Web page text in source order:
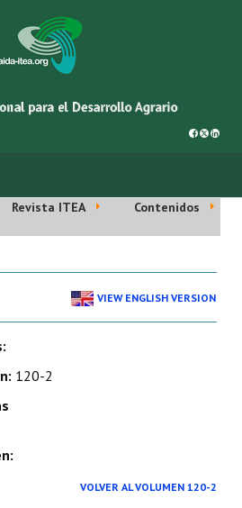
Revista ITEA
Contenidos
VIEW ENGLISH VERSION
120-2
VOLVER AL VOLUMEN 120-2